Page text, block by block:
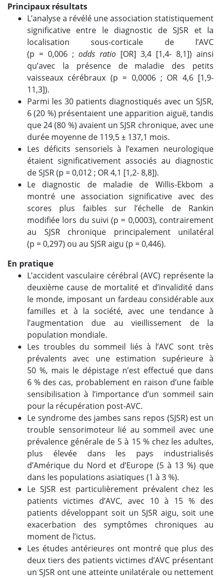
Principaux résultats
L’analyse a révélé une association statistiquement
significative entre le diagnostic de SJSR et la
localisation sous-corticale de l’AVC
(p = 0,006 ; odds ratio [OR] 3,4 [1,4- 8,1]) ainsi
qu’avec la présence de maladie des petits
vaisseaux cérébraux (p = 0,0006 ; OR 4,6 [1,9-
11,3]).
Parmi les 30 patients diagnostiqués avec un SJSR,
6 (20 %) présentaient une apparition aiguë, tandis
que 24 (80 %) avaient un SJSR chronique, avec une
durée moyenne de 119,5 ± 137,1 mois.
Les déficits sensoriels à l’examen neurologique
étaient significativement associés au diagnostic
de SJSR (p = 0,012 ; OR 4,1 [1,2- 8,8]).
Le diagnostic de maladie de Willis-Ekbom a
montré une association significative avec des
scores plus faibles sur l’échelle de Rankin
modifiée lors du suivi (p = 0,0003), contrairement
au SJSR chronique principalement unilatéral
(p =0,297) ou au SJSR aigu (p =0,446).
En pratique
L’accident vasculaire cérébral (AVC) représente la
deuxième cause de mortalité et d’invalidité dans
le monde, imposant un fardeau considérable aux
familles et à la société, avec une tendance à
l’augmentation due au vieillissement de la
population mondiale.
Les troubles du sommeil liés à l’AVC sont très
prévalents avec une estimation supérieure à
50 %, mais le dépistage n’est effectué que dans
6 % des cas, probablement en raison d’une faible
sensibilisation à l’importance d’un sommeil sain
pour la récupération post-AVC.
Le syndrome des jambes sans repos (SJSR) est un
trouble sensorimoteur lié au sommeil avec une
prévalence générale de 5 à 15 % chez les adultes,
plus élevée dans les pays industrialisés
d’Amérique du Nord et d’Europe (5 à 13 %) que
dans les populations asiatiques (1 à 3 %).
Le SJSR est particulièrement prévalent chez les
patients victimes d’AVC, avec 10 à 15 % des
patients développant soit un SJSR aigu, soit une
exacerbation des symptômes chroniques au
moment de l’ictus.
Les études antérieures ont montré que plus des
deux tiers des patients victimes d’AVC présentant
un SJSR ont une atteinte unilatérale ou nettement